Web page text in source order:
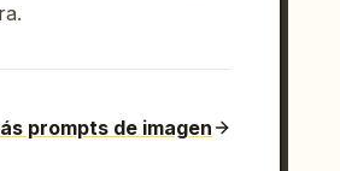
prompts de imagen